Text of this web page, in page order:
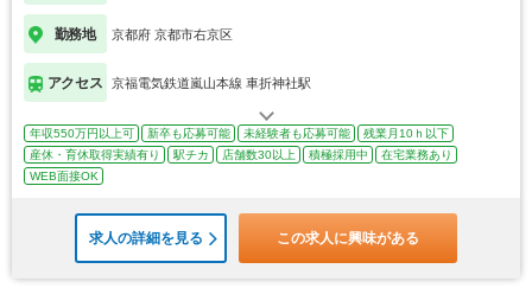
勤務地 京都府 京都市右京区
アクセス 京福電気鉄道嵐山本線 車折神社駅
年収550万円以上可 新卒も応募可能 未経験者も応募可能
残業月10ｈ以下
産休・育休取得実績有り
駅チカ 店舗数30以上 積極採用中
在宅業務あり
WEB面接OK
求人の詳細を見る この求人に興味がある